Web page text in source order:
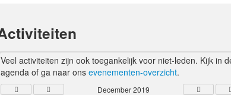
Veel activiteiten zijn ook toegankelijk voor niet-leden. Kijk in
agenda of ga naar onsevenementen-overzicht.
December 2019